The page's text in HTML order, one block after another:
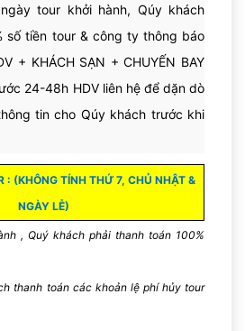
đường biển đảo của Thái Lan với
tiếng thế giới như vịnh Phang Nga,
Bonds...Qúy khách tự do hưởng thụ
trên du thuyền & thưởng thức các
trở về du thuyền.
Ăn tối & tự do
vụ miễn phí, thưởng thức các hoạt
ngơi trên du thuyền.
tour khởi hành, Qúy khách
số tiền tour & công ty thông báo
+ KHÁCH SẠN + CHUYẾN BAY
24-48h HDV liên hệ để dặn dò
tin cho Qúy khách trước khi
: (KHÔNG TÍNH THỨ 7, CHỦ NHẬT &
NGÀY LỄ)
, Quý khách phải thanh toán 100%
thanh toán các khoản lệ phí hủy tour